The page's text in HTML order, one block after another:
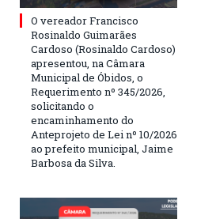
O vereador Francisco
Rosinaldo Guimarães
Cardoso (Rosinaldo Cardoso)
apresentou, na Câmara
Municipal de Óbidos, o
Requerimento nº 345/2026,
solicitando o
encaminhamento do
Anteprojeto de Lei nº 10/2026
ao prefeito municipal, Jaime
Barbosa da Silva.